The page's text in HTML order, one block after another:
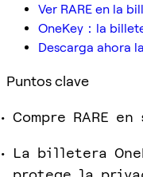
Ver RARE en la
OneKey：la
Descarga ahora
Puntos clave
Compre RARE
La billetera